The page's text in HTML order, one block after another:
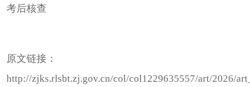
考后核查
原文链接：
http://zjks.rlsbt.zj.gov.cn/col/col1229635557/art/2026/